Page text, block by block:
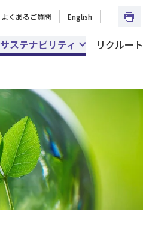
よくあるご質問 English
サステナビリティ リクルート